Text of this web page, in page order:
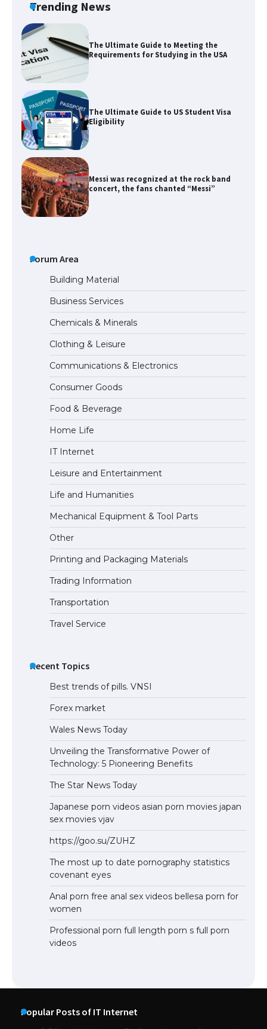
Trending News
The Ultimate Guide to US Student Visa
Eligibility
Messi was recognized at the rock band
concert, the fans chanted “Messi”
The largest screen ever! iPhone 16 Pro
models for 6.3 / 6.9-inch screen
The Ultimate Guide to Meeting the
Requirements for Studying in the USA
The Ultimate Guide to US Student Visa
Forum Area
Building Material
Business Services
Chemicals & Minerals
Clothing & Leisure
Communications & Electronics
Consumer Goods
Food & Beverage
Home Life
IT Internet
Leisure and Entertainment
Life and Humanities
Mechanical Equipment & Tool Parts
Other
Printing and Packaging Materials
Trading Information
Transportation
Travel Service
Recent Topics
Best trends of pills. VNSI
Forex market
Wales News Today
Unveiling the Transformative Power of
Technology: 5 Pioneering Benefits
The Star News Today
Japanese porn videos asian porn movies japan
sex movies vjav
https://goo.su/ZUHZ
The most up to date pornography statistics
covenant eyes
Anal porn free anal sex videos bellesa porn for
women
Professional porn full length porn s full porn
videos
Popular Posts of IT Internet